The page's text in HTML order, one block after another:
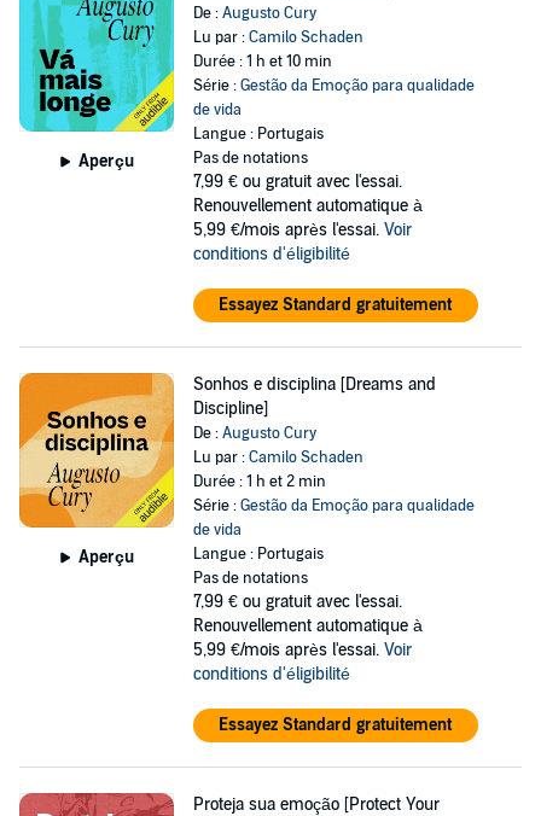
Aperçu
De :Augusto Cury
Lu par :Camilo Schaden
Durée : 1 h et 10 min
Série :Gestão da Emoção para qualidade
de vida
Langue : Portugais
Pas de notations
7,99 € ou gratuit avec l'essai.
Renouvellement automatique à
5,99 €/mois après l'essai. Voir
conditions d'éligibilité
Essayez Standard gratuitement
Aperçu
Sonhos e disciplina [Dreams and
Discipline]
De :Augusto Cury
Lu par :Camilo Schaden
Durée : 1 h et 2 min
Série :Gestão da Emoção para qualidade
de vida
Langue : Portugais
Pas de notations
7,99 € ou gratuit avec l'essai.
Renouvellement automatique à
5,99 €/mois après l'essai. Voir
conditions d'éligibilité
Essayez Standard gratuitement
Proteja sua emoção [Protect Your